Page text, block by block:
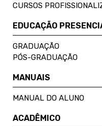
CURSOS
EDUCAÇÃO
GRADUAÇÃO
PÓS-GRADUAÇÃO
MANUAIS
MANUAL DO ALUNO
ACADÊMICO